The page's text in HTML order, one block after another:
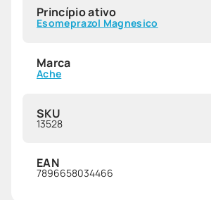
Princípio ativo
Esomeprazol Magnesico
Marca
Ache
SKU
13528
EAN
7896658034466